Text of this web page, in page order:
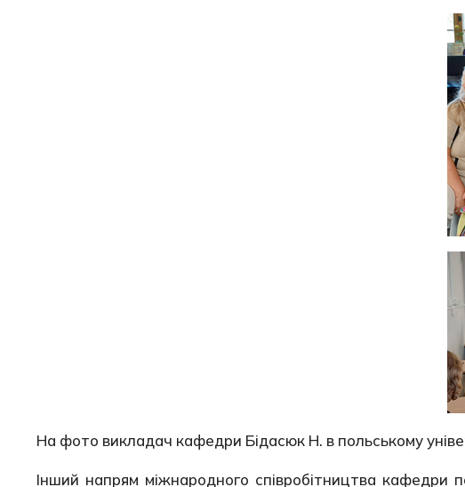
На фото викладач кафедри Бідасюк Н. в польському
Інший напрям міжнародного співробітництва кафедри